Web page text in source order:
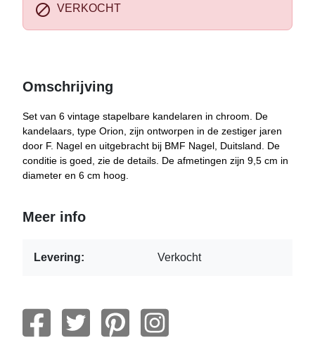
 VERKOCHT
Omschrijving
Set van 6 vintage stapelbare kandelaren in chroom. De
kandelaars, type Orion, zijn ontworpen in de zestiger jaren
door F. Nagel en uitgebracht bij BMF Nagel, Duitsland. De
conditie is goed, zie de details. De afmetingen zijn 9,5 cm in
diameter en 6 cm hoog.
Meer info
Levering: Verkocht